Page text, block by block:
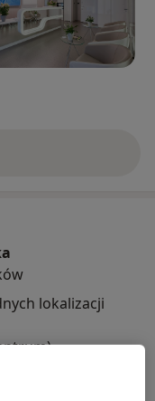
W wolnej
podróży.
i szwedzkim.
lokalizacji
67c/U11 ( Centrum)